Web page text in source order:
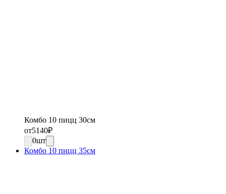
Комбо 10 пицц 30см
от5140₽
0шт
Комбо 10 пицц 35см